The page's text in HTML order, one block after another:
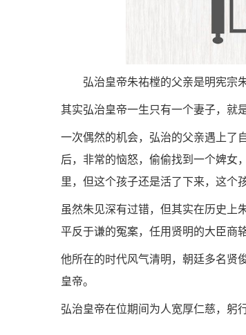
弘治皇帝朱祐樘的父亲是明宪宗
其实弘治皇帝一生只有一个妻子，就
一次偶然的机会，弘治的父亲遇上了
后，非常的恼怒，偷偷找到一个婢女
里，但这个孩子还是活了下来，这个
虽然朱见深有过错，但其实在历史上
平反于谦的冤案，任用贤明的大臣商
他所在的时代风气清明，朝廷多名贤
皇帝。
弘治皇帝在位期间为人宽厚仁慈，躬